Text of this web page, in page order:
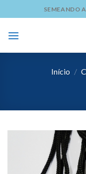
to
content
SEMEANDO
Início /